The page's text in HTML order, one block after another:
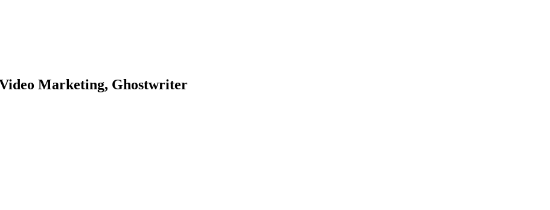
Marketing, Ghostwriter